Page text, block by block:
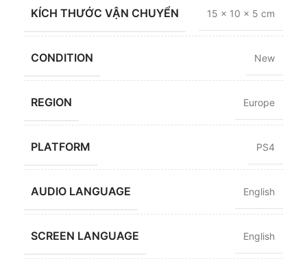
KÍCH THƯỚC VẬN CHUYỂN 15 × 10 × 5 cm
CONDITION New
REGION Europe
PLATFORM PS4
AUDIO LANGUAGE English
SCREEN LANGUAGE English